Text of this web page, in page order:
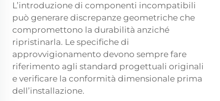
L’introduzione di componenti incompatibili
può generare discrepanze geometriche che
compromettono la durabilità anziché
ripristinarla. Le specifiche di
approvvigionamento devono sempre fare
riferimento agli standard progettuali originali
e verificare la conformità dimensionale prima
dell’installazione.